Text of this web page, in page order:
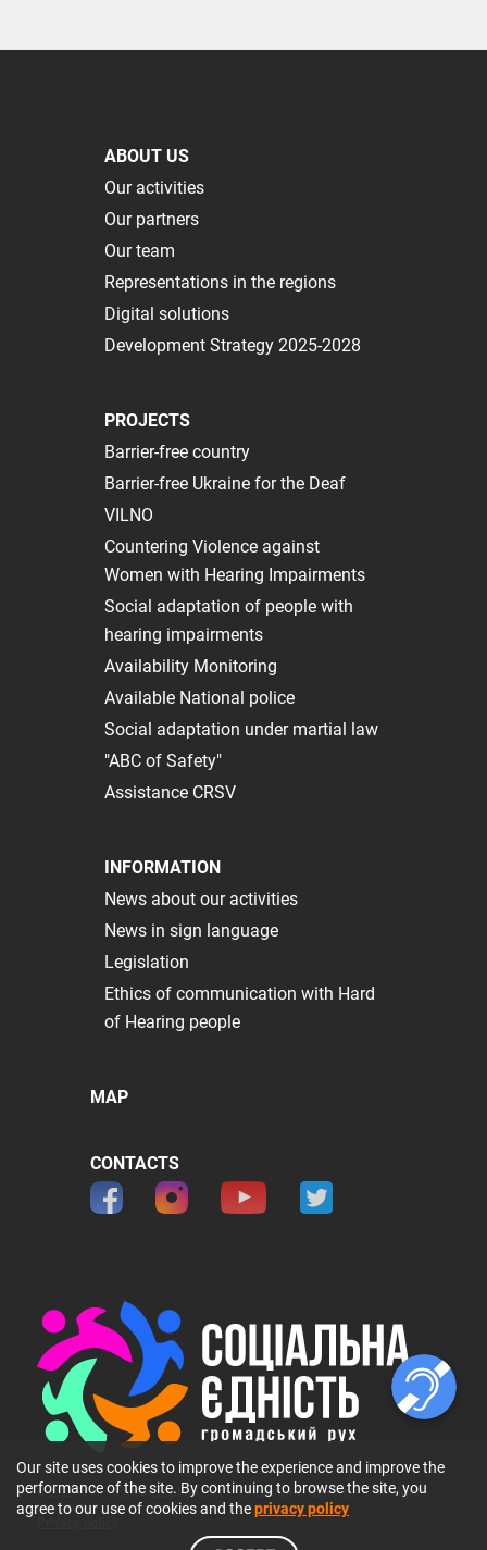
© 2026 ГО 〞Громадський рух 〞Соціальна Єдність〞. All rights
reserved.
ABOUT US
Our activities
Our partners
Our team
Representations in the regions
Digital solutions
Development Strategy 2025-2028
PROJECTS
Barrier-free country
Barrier-free Ukraine for the Deaf
VILNO
Сountering Violence against
Women with Hearing Impairments
Social adaptation of people with
hearing impairments
Availability Monitoring
Available National police
Social adaptation under martial law
"ABC of Safety"
Assistance CRSV
INFORMATION
News about our activities
News in sign language
Legislation
Ethics of communication with Hard
of Hearing people
MAP
CONTACTS
Our site uses cookies to improve the experience and improve the
performance of the site. By continuing to browse the site, you
agree to our use of cookies and theprivacy policy